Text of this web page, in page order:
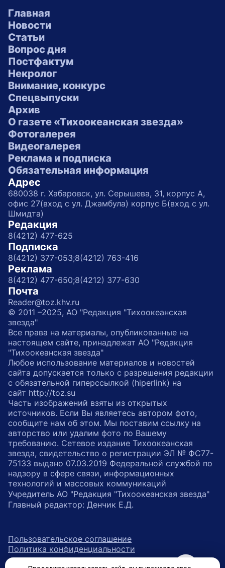
Главная
Новости
Статьи
Вопрос дня
Постфактум
Некролог
Внимание, конкурс
Спецвыпуски
Архив
О газете «Тихоокеанская звезда»
Фотогалерея
Видеогалерея
Реклама и подписка
Обязательная информация
Адрес
680038 г. Хабаровск, ул. Серышева, 31, корпус А,
офис 27(вход с ул. Джамбула) корпус Б(вход с ул.
Шмидта)
Редакция
8(4212) 477-625
Подписка
8(4212) 377-053;8(4212) 763-416
Реклама
8(4212) 477-650;8(4212) 377-630
Почта
Reader@toz.khv.ru
© 2011 –2025, АО "Редакция "Тихоокеанская
звезда"
Все права на материалы, опубликованные на
настоящем сайте, принадлежат АО "Редакция
"Тихоокеанская звезда"
Любое использование материалов и новостей
сайта допускается только с разрешения редакции
с обязательной гиперссылкой (hiperlink) на
сайт http://toz.su
Часть изображений взяты из открытых
источников. Если Вы являетесь автором фото,
сообщите нам об этом. Мы поставим ссылку на
авторство или удалим фото по Вашему
требованию. Сетевое издание Тихоокеанская
звезда, свидетельство о регистрации ЭЛ № ФС77-
75133 выдано 07.03.2019 Федеральной службой по
надзору в сфере связи, информационных
технологий и массовых коммуникаций
Учредитель АО "Редакция "Тихоокеанская звезда"
Главный редактор: Денчик Е.Д.
Пользовательское соглашение
Политика конфиденциальности